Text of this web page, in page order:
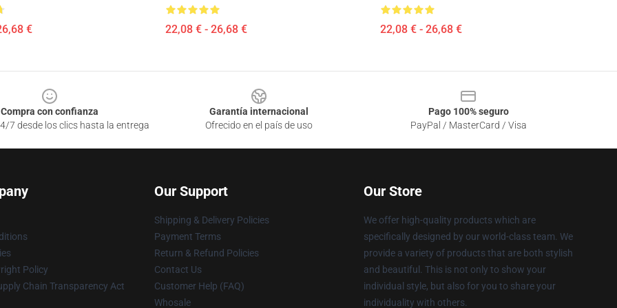
€ 22,08 € - 26,68 € 22,08 € - 26,68 €
Compra con confianza
7 desde los clics hasta la entrega
Garantía internacional
Ofrecido en el país de uso
Pago 100% seguro
PayPal / MasterCard / Visa
Policy
Chain Transparency Act
Our Support
Shipping & Delivery Policies
Payment Terms
Return & Refund Policies
Contact Us
Customer Help (FAQ)
Whosale
Our Store
We offer high-quality products which are
specifically designed by our world-class team. We
provide a variety of products that are both stylish
and beautiful. This is not only to show your
individual style, but also for you to share your
individuality with others.